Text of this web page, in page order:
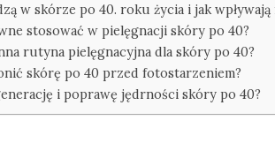
w skórze po 40. roku życia i jak wpływają
stosować w pielęgnacji skóry po 40?
rutyna pielęgnacyjna dla skóry po 40?
skórę po 40 przed fotostarzeniem?
i poprawę jędrności skóry po 40?